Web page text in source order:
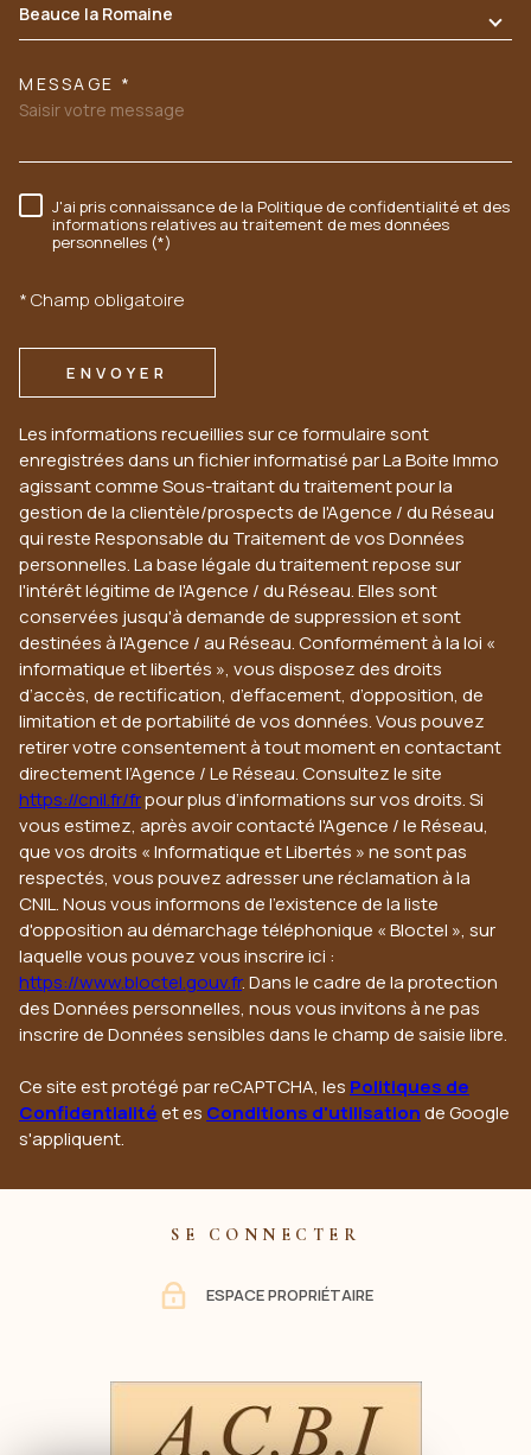
Beauce la Romaine
MESSAGE *
RÈGLEMENTATION
J'ai pris connaissance de la Politique de confidentialité et des
informations relatives au traitement de mes données
personnelles (*)
* Champ obligatoire
ENVOYER
Les informations recueillies sur ce formulaire sont
enregistrées dans un fichier informatisé par La Boite Immo
agissant comme Sous-traitant du traitement pour la
gestion de la clientèle/prospects de l'Agence / du Réseau
qui reste Responsable du Traitement de vos Données
personnelles. La base légale du traitement repose sur
l'intérêt légitime de l'Agence / du Réseau. Elles sont
conservées jusqu'à demande de suppression et sont
destinées à l'Agence / au Réseau. Conformément à la loi «
informatique et libertés », vous disposez des droits
d’accès, de rectification, d’effacement, d’opposition, de
limitation et de portabilité de vos données. Vous pouvez
retirer votre consentement à tout moment en contactant
directement l’Agence / Le Réseau. Consultez le site
https://cnil.fr/frpour plus d’informations sur vos droits. Si
vous estimez, après avoir contacté l'Agence / le Réseau,
que vos droits « Informatique et Libertés » ne sont pas
respectés, vous pouvez adresser une réclamation à la
CNIL. Nous vous informons de l’existence de la liste
d'opposition au démarchage téléphonique « Bloctel », sur
laquelle vous pouvez vous inscrire ici :
https://www.bloctel.gouv.fr. Dans le cadre de la protection
des Données personnelles, nous vous invitons à ne pas
inscrire de Données sensibles dans le champ de saisie libre.
Ce site est protégé par reCAPTCHA, les Politiques de
Confidentialitéet es Conditions d'utilisationde Google
s'appliquent.
SE CONNECTER
ESPACE PROPRIÉTAIRE